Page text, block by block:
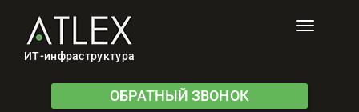
ИТ-инфраструктура
Toggle
ОБРАТНЫЙ ЗВОНОК